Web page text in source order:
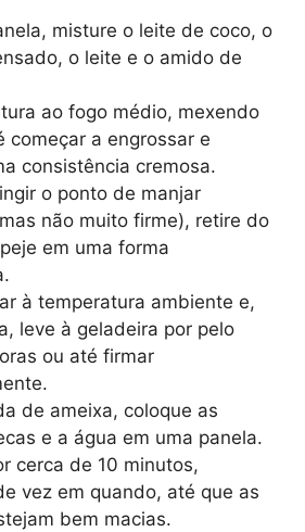
misture o leite de coco, o
o leite e o amido de
ao fogo médio, mexendo
começar a engrossar e
consistência cremosa.
o ponto de manjar
não muito firme), retire do
em uma forma
à temperatura ambiente e,
leve à geladeira por pelo
ou até firmar
de ameixa, coloque as
e a água em uma panela.
cerca de 10 minutos,
vez em quando, até que as
bem macias.